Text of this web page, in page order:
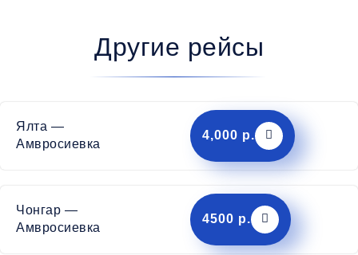
Другие рейсы
Ялта —
Амвросиевка
4,000 р.
Чонгар —
Амвросиевка
4500 р.